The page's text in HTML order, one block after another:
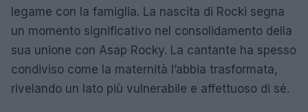
legame con la famiglia. La nascita di Rocki segna
un momento significativo nel consolidamento della
sua unione con Asap Rocky. La cantante ha spesso
condiviso come la maternità l’abbia trasformata,
rivelando un lato più vulnerabile e affettuoso di sé.